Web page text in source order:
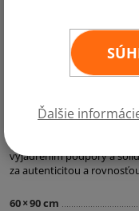
Ďalšie
vyjadrením podpory a
za autenticitou a
60×90 cm